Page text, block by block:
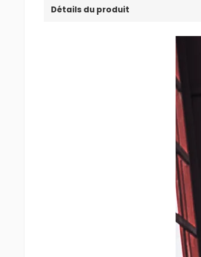
Détails du produit